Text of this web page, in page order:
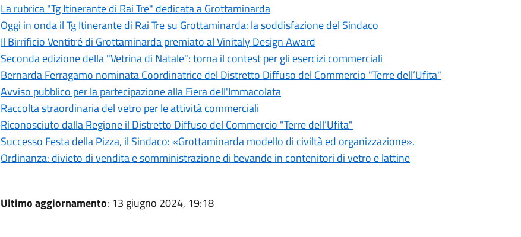
La rubrica "Tg Itinerante di Rai Tre" dedicata a Grottaminarda
Oggi in onda il Tg Itinerante di Rai Tre su Grottaminarda: la soddisfazione del Sindaco
Il Birrificio Ventitré di Grottaminarda premiato al Vinitaly Design Award
Seconda edizione della "Vetrina di Natale": torna il contest per gli esercizi commerciali
Bernarda Ferragamo nominata Coordinatrice del Distretto Diffuso del Commercio "Terre dell’Ufita"
Avviso pubblico per la partecipazione alla Fiera dell'Immacolata
Raccolta straordinaria del vetro per le attività commerciali
Riconosciuto dalla Regione il Distretto Diffuso del Commercio "Terre dell’Ufita"
Successo Festa della Pizza, il Sindaco: «Grottaminarda modello di civiltà ed organizzazione».
Ordinanza: divieto di vendita e somministrazione di bevande in contenitori di vetro e lattine
Ultimo aggiornamento: 13 giugno 2024, 19:18